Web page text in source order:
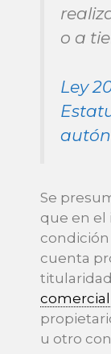
o a
Ley
Se
que en el
cuenta
comercial
u otro